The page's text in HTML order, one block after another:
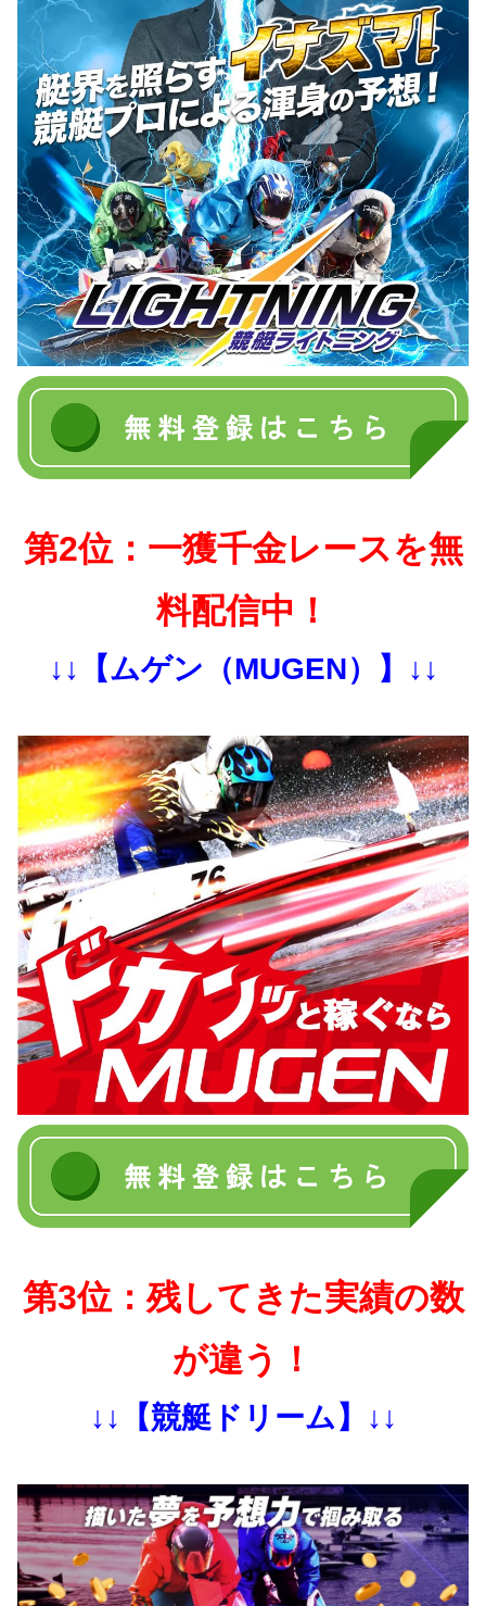
第2位：一獲千金レースを無
料配信中！
↓↓【ムゲン（MUGEN）】↓↓
第3位：残してきた実績の数
が違う！
↓↓【競艇ドリーム】↓↓